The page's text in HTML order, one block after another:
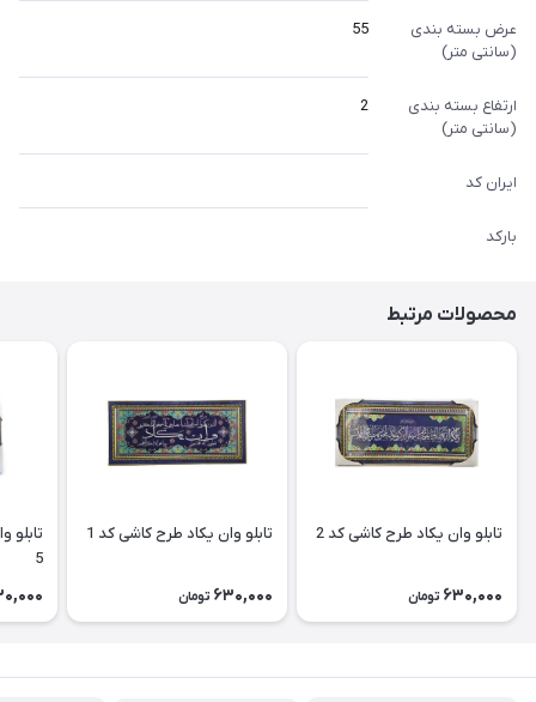
عرض بسته بندی
(سانتی متر)
55
ارتفاع بسته بندی
(سانتی متر)
2
ایران کد
بارکد
محصولات مرتبط
تابلو وان یکاد طرح کاشی کد 2
630,000 تومان
تابلو وان یکاد طرح کاشی کد 1
630,000 تومان
5